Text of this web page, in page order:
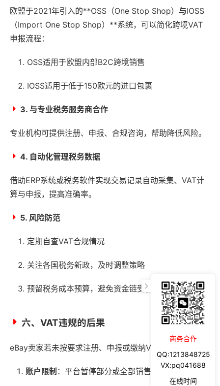
欧盟于2021年引入的**OSS（One Stop Shop） 与IOSS
（Import One Stop Shop）**系统，可以简化跨境VAT
申报流程：
OSS适用于欧盟内部B2C跨境销售
IOSS适用于低于150欧元的进口包裹
3. 与专业税务服务商合作
专业机构可提供注册、申报、合规咨询，帮助降低风险。
4. 自动化管理税务数据
借助ERP系统或税务软件实现交易记录自动采集、VAT计
算与申报，提高准确率。
5. 风险防范
定期自查VAT合规情况
关注各国税务新政，及时调整策略
预留税务成本预算，避免资金链受影响
六、VAT违规的后果
eBay卖家若未按要求注册、申报或缴纳VAT，可能面临：
账户限制 ：平台暂停部分或全部销售功能
商务合作
QQ:1213848725
VX:pq041688
在线时间